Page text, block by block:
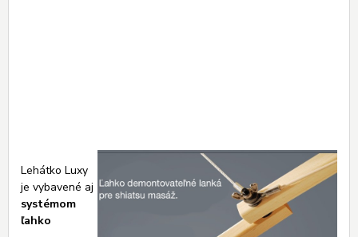
Lehátko Luxy
je vybavené aj
systémom
ľahko